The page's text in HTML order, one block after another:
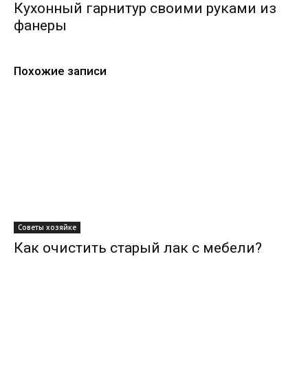
Кухонный гарнитур своими руками из
фанеры
Похожие записи
Советы хозяйке
Как очистить старый лак с мебели?